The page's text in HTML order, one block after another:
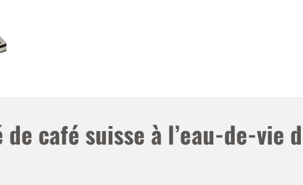
café suisse à l’eau-de-vie